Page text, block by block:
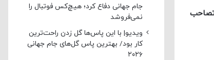
را تصاحب
جام جهانی دفاع کرد؛ هیچ‌کس فوتبال را
نمی‌فروشد
ویدیو| با این پاس‌ها گل زدن راحت‌ترین
کار بود/ بهترین پاس گل‌های جام جهانی
۲۰۲۶